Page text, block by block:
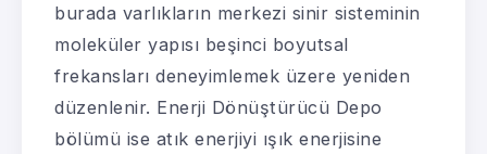
burada varlıkların merkezi sinir sisteminin
moleküler yapısı beşinci boyutsal
frekansları deneyimlemek üzere yeniden
düzenlenir. Enerji Dönüştürücü Depo
bölümü ise atık enerjiyi ışık enerjisine